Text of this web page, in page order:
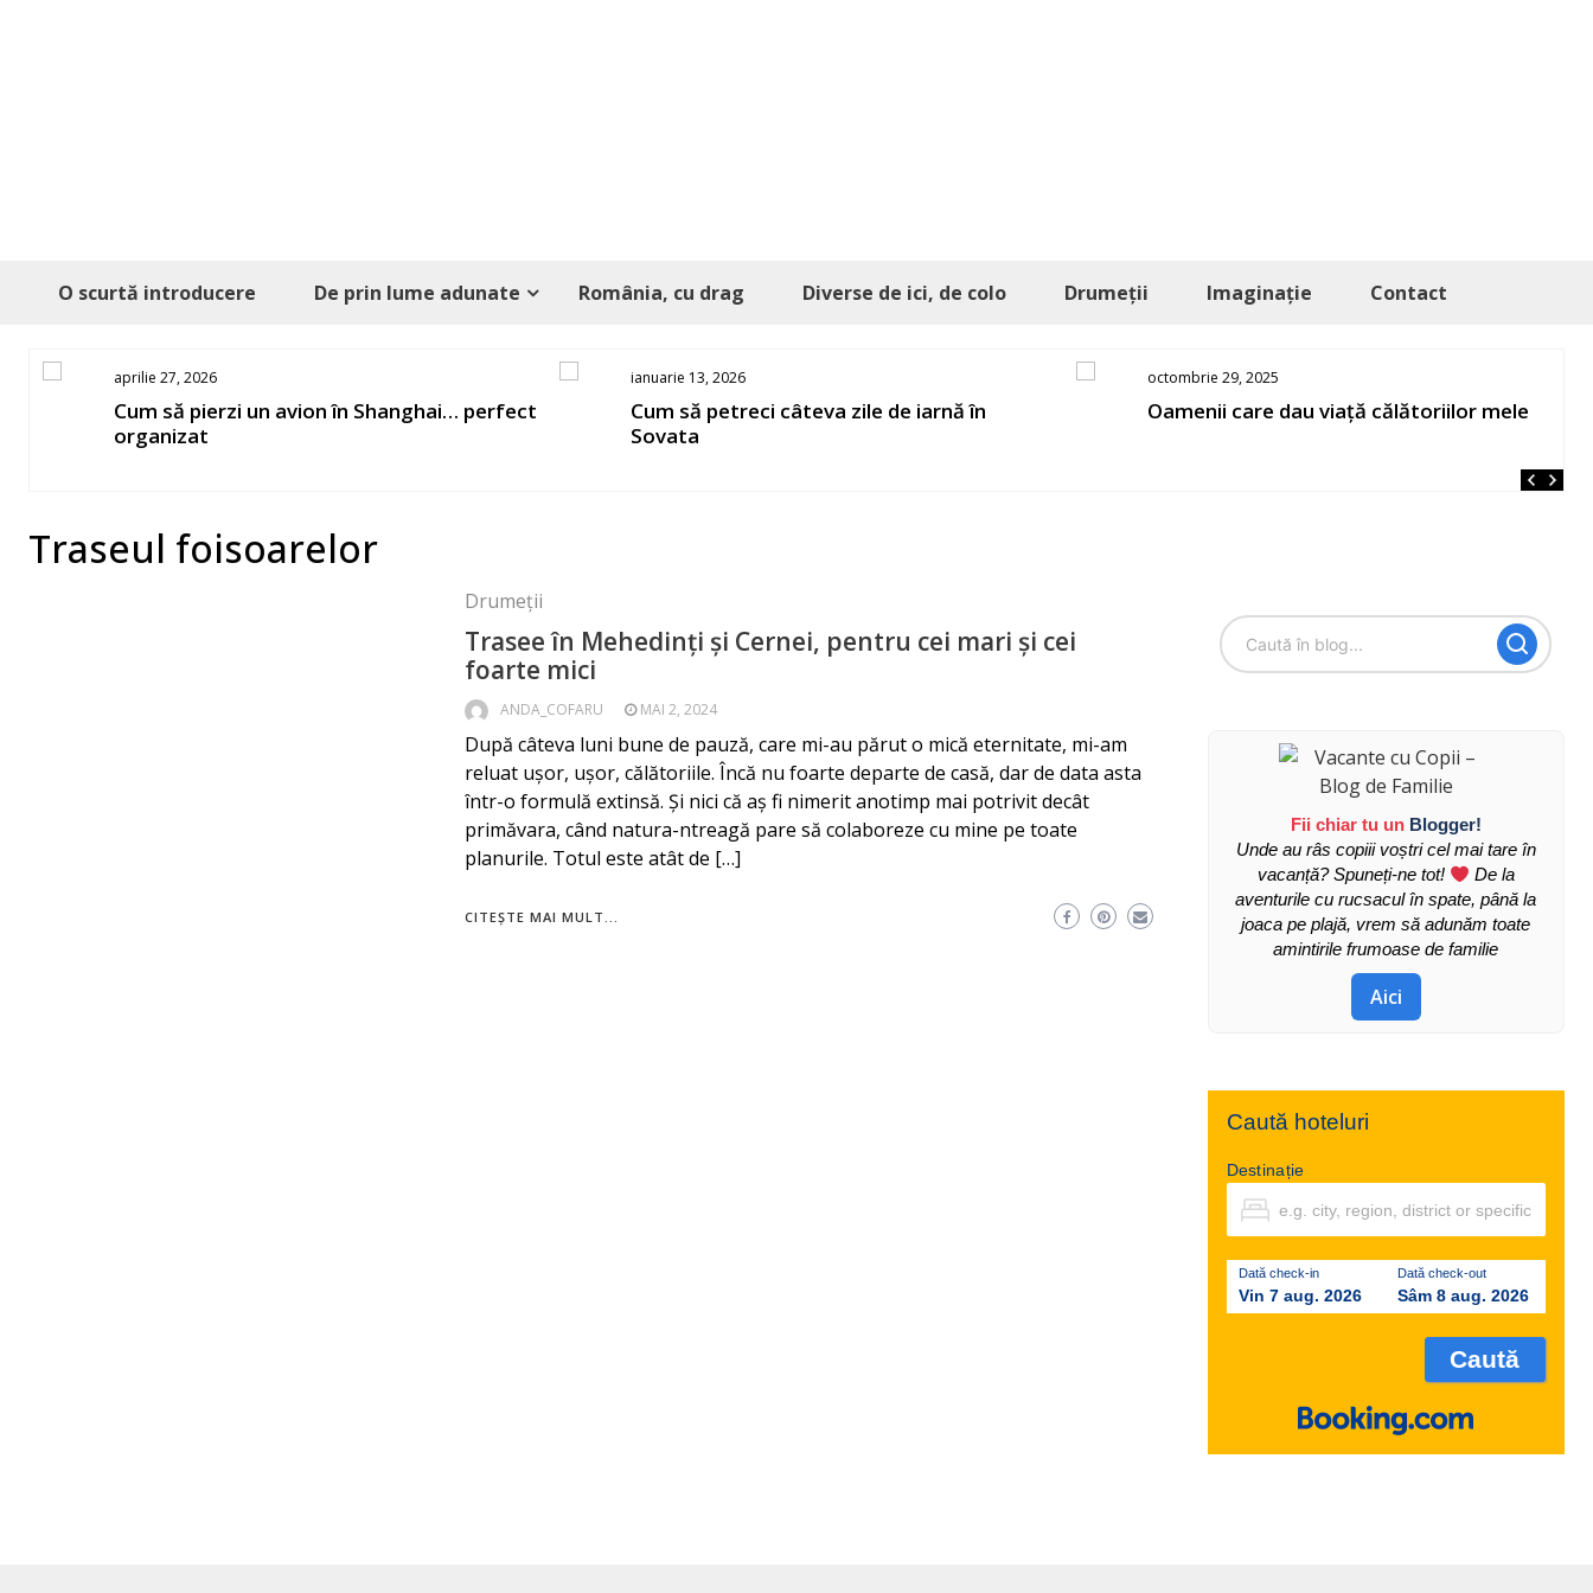
O scurtă introducere De prin lume adunate România, cu drag Diverse de ici, de colo Drumeții Imaginație Contact
aprilie 27, 2026
Cum să pierzi un avion în Shanghai… perfect
organizat
ianuarie 13, 2026
Cum să petreci câteva zile de iarnă în
Sovata
octombrie 29, 2025
Oamenii care dau viață călătoriilor mele
Traseul foisoarelor
Drumeții
Trasee în Mehedinți şi Cernei, pentru cei mari și cei
foarte mici
ANDA_COFARU MAI 2, 2024
După câteva luni bune de pauză, care mi-au părut o mică eternitate, mi-am
reluat uşor, uşor, călătoriile. Încă nu foarte departe de casă, dar de data asta
într-o formulă extinsă. Şi nici că aş fi nimerit anotimp mai potrivit decât
primăvara, când natura-ntreagă pare să colaboreze cu mine pe toate
planurile. Totul este atât de […]
CITEȘTE MAI MULT...
Fii chiar tu un Blogger!
Unde au râs copiii voștri cel mai tare în
vacanță? Spuneți-ne tot!
De la
aventurile cu rucsacul în spate, până la
joaca pe plajă, vrem să adunăm toate
amintirile frumoase de familie
Aici
Caută hoteluri
Destinație
Dată check-in
Vin 7 aug. 2026
Dată check-out
Sâm 8 aug. 2026